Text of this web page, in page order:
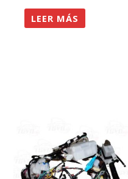
LEER MÁS